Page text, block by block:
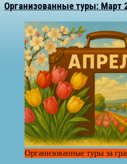
Организованные туры: Март
Организованные туры за